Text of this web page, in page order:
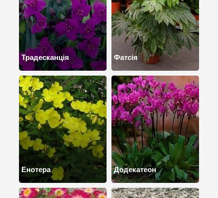
Традесканція Фатсія
Енотера Додекатеон